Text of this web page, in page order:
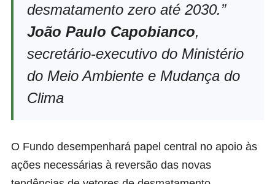
desmatamento zero até 2030.”
João Paulo Capobianco,
secretário-executivo do Ministério
do Meio Ambiente e Mudança do
Clima
O Fundo desempenhará papel central no apoio às
ações necessárias à reversão das novas